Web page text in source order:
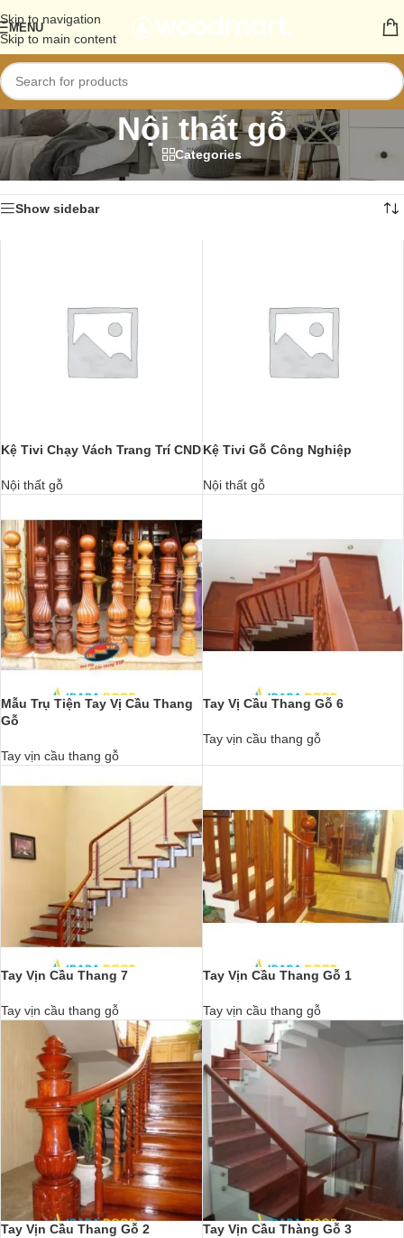
Skip to navigation
Skip to main content
MENU
Nội thất gỗ
Categories
Trang chủ /Sản phẩm Nội thất gỗ Hiển thị 1–12 của 13 kết quả
Show sidebar
Kệ Tivi Chạy Vách Trang Trí CND
Nội thất gỗ
Kệ Tivi Gỗ Công Nghiệp
Nội thất gỗ
Mẫu Trụ Tiện Tay Vị Cầu Thang
Gỗ
Tay vịn cầu thang gỗ
Tay Vị Cầu Thang Gỗ 6
Tay vịn cầu thang gỗ
Tay Vịn Cầu Thang 7
Tay vịn cầu thang gỗ
Tay Vịn Cầu Thang Gỗ 1
Tay vịn cầu thang gỗ
Tay Vịn Cầu Thang Gỗ 2 Tay Vịn Cầu Thàng Gỗ 3